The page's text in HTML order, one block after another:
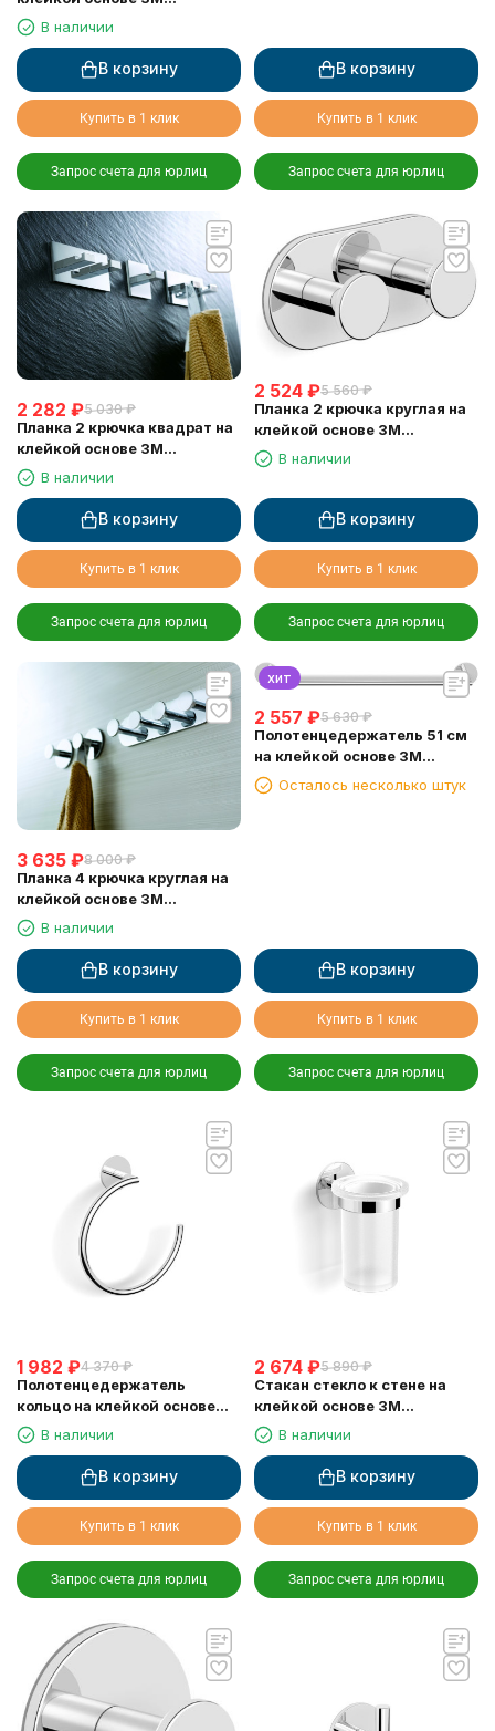
LANGBERGER 30825A
В наличии
В корзину
Купить в 1 клик
Запрос счета для юрлиц
В корзину
Купить в 1 клик
Запрос счета для юрлиц
2 282 ₽5 030 ₽
Планка 2 крючка квадрат на
клейкой основе 3М
LANGBERGER 71132
В наличии
В корзину
Купить в 1 клик
Запрос счета для юрлиц
2 524 ₽5 560 ₽
Планка 2 крючка круглая на
клейкой основе 3М
LANGBERGER 72132
В наличии
В корзину
Купить в 1 клик
Запрос счета для юрлиц
3 635 ₽8 000 ₽
Планка 4 крючка круглая на
клейкой основе 3М
LANGBERGER 72134
В наличии
В корзину
Купить в 1 клик
Запрос счета для юрлиц
хит
2 557 ₽5 630 ₽
Полотенцедержатель 51 см
на клейкой основе 3М
LANGBERGER 30801D
Осталось несколько штук
В корзину
Купить в 1 клик
Запрос счета для юрлиц
1 982 ₽4 370 ₽
Полотенцедержатель
кольцо на клейкой основе
3М LANGBERGER 30838A
В наличии
В корзину
Купить в 1 клик
Запрос счета для юрлиц
2 674 ₽5 890 ₽
Стакан стекло к стене на
клейкой основе 3М
LANGBERGER 30811A
В наличии
В корзину
Купить в 1 клик
Запрос счета для юрлиц